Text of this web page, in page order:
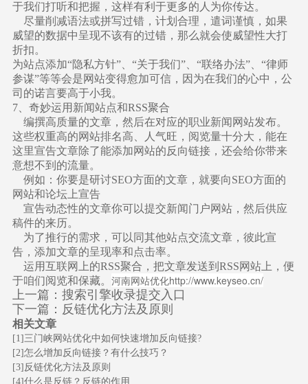
于我们打听和把握，这样有利于更多的人为你传达。
尽量削减语法或拼写过错，计划合理，遣词谨慎，如果
威望的数据中呈现不该有的过错，那么就会使威望性大打
折扣。
为站点添加“隐私方针”、“关于我们”、“联络办法”、“律师
参谋”等等会是网站变得愈加可信，因为在我们的心中，公
司的诺言要高于小我。
7、奇妙运用新闻站点和RSS聚合
编撰高质量的文章，然后在对应的职业新闻网站发布。
这些权重高的网站排名高、人气旺，阅览量十分大，能在
这里宣告文章除了能添加网站的反向链接，还会给你带来
意想不到的流量。
例如：你要是研讨SEO方面的文章，就要向SEO方面的
网站和论坛上宣告
宣告动态性的文章你可以提交新闻门户网站，然后供应
稿件的来历。
为了推行的需求，可以同其他站点交流文章，彼此宣
告，添加文章的呈现率和点击率。
运用互联网上的RSS聚合，把文章发送到RSS网站上，便
于咱们阅览和保藏。 河南网站优化http://www.keyseo.cn/
上一篇： 搜索引擎收录提交入口
下一篇： 反链优化方法及原则
相关文章
[1]三门峡网站优化中如何快速增加反向链接?
[2]怎么增加反向链接？有什么技巧？
[3] 反链优化方法及原则
[4]什么是反链？反链的作用